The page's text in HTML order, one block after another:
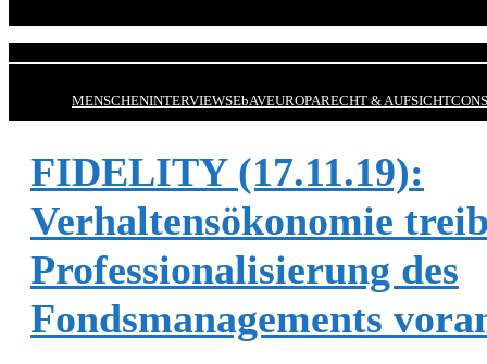
MENSCHENINTERVIEWSEbAVEUROPARECHT & AUFSICHT
FIDELITY (17.11.19):
Verhaltensökonomie
Professionalisierung des
Fondsmanagements